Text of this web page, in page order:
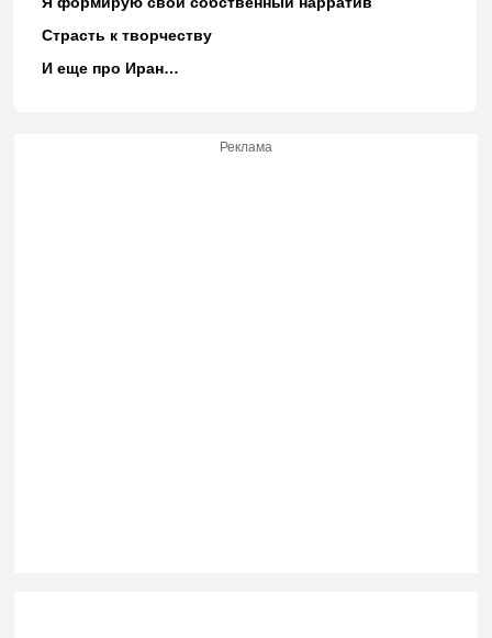
Страсть к творчеству
И еще про Иран…
Реклама